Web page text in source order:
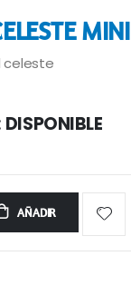
MINI
celeste
DISPONIBLE
AÑADIR